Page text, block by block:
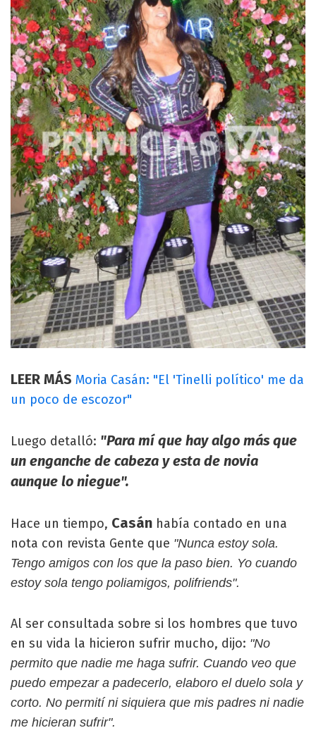
LEER MÁS Moria Casán: "El 'Tinelli político' me da
un poco de escozor"
Luego detalló: "Para mí que hay algo más que
un enganche de cabeza y esta de novia
aunque lo niegue".
Hace un tiempo, Casán había contado en una
nota con revista Gente que "Nunca estoy sola.
Tengo amigos con los que la paso bien. Yo cuando
estoy sola tengo poliamigos, polifriends".
Al ser consultada sobre si los hombres que tuvo
en su vida la hicieron sufrir mucho, dijo: "No
permito que nadie me haga sufrir. Cuando veo que
puedo empezar a padecerlo, elaboro el duelo sola y
corto. No permití ni siquiera que mis padres ni nadie
me hicieran sufrir".